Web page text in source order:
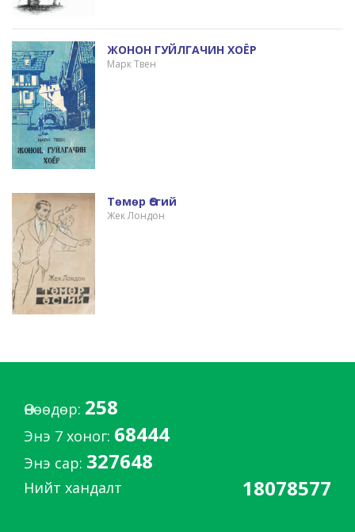
ЖОНОН ГУЙЛГАЧИН ХОЁР
Марк Твен
Төмөр Өсгий
Жек Лондон
Өнөөдөр: 258
Энэ 7 хоног: 68444
Энэ сар: 327648
Нийт хандалт 18078577